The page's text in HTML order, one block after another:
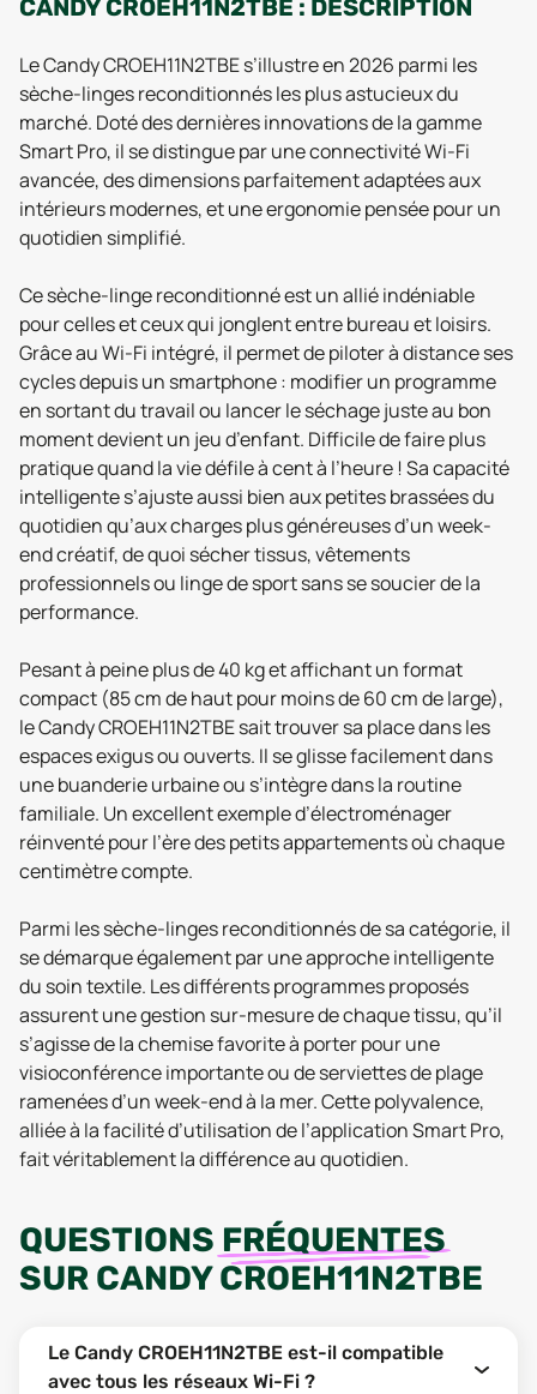
CANDY CROEH11N2TBE : DESCRIPTION
Le Candy CROEH11N2TBE s’illustre en 2026 parmi les
sèche-linges reconditionnés les plus astucieux du
marché. Doté des dernières innovations de la gamme
Smart Pro, il se distingue par une connectivité Wi-Fi
avancée, des dimensions parfaitement adaptées aux
intérieurs modernes, et une ergonomie pensée pour un
quotidien simplifié.
Ce sèche-linge reconditionné est un allié indéniable
pour celles et ceux qui jonglent entre bureau et loisirs.
Grâce au Wi-Fi intégré, il permet de piloter à distance ses
cycles depuis un smartphone : modifier un programme
en sortant du travail ou lancer le séchage juste au bon
moment devient un jeu d’enfant. Difficile de faire plus
pratique quand la vie défile à cent à l’heure ! Sa capacité
intelligente s’ajuste aussi bien aux petites brassées du
quotidien qu’aux charges plus généreuses d’un week-
end créatif, de quoi sécher tissus, vêtements
professionnels ou linge de sport sans se soucier de la
performance.
Pesant à peine plus de 40 kg et affichant un format
compact (85 cm de haut pour moins de 60 cm de large),
le Candy CROEH11N2TBE sait trouver sa place dans les
espaces exigus ou ouverts. Il se glisse facilement dans
une buanderie urbaine ou s’intègre dans la routine
familiale. Un excellent exemple d’électroménager
réinventé pour l’ère des petits appartements où chaque
centimètre compte.
Parmi les sèche-linges reconditionnés de sa catégorie, il
se démarque également par une approche intelligente
du soin textile. Les différents programmes proposés
assurent une gestion sur-mesure de chaque tissu, qu’il
s’agisse de la chemise favorite à porter pour une
visioconférence importante ou de serviettes de plage
ramenées d’un week-end à la mer. Cette polyvalence,
alliée à la facilité d’utilisation de l’application Smart Pro,
fait véritablement la différence au quotidien.
QUESTIONS FRÉQUENTES
SUR CANDY CROEH11N2TBE
Le Candy CROEH11N2TBE est-il compatible
avec tous les réseaux Wi-Fi ?